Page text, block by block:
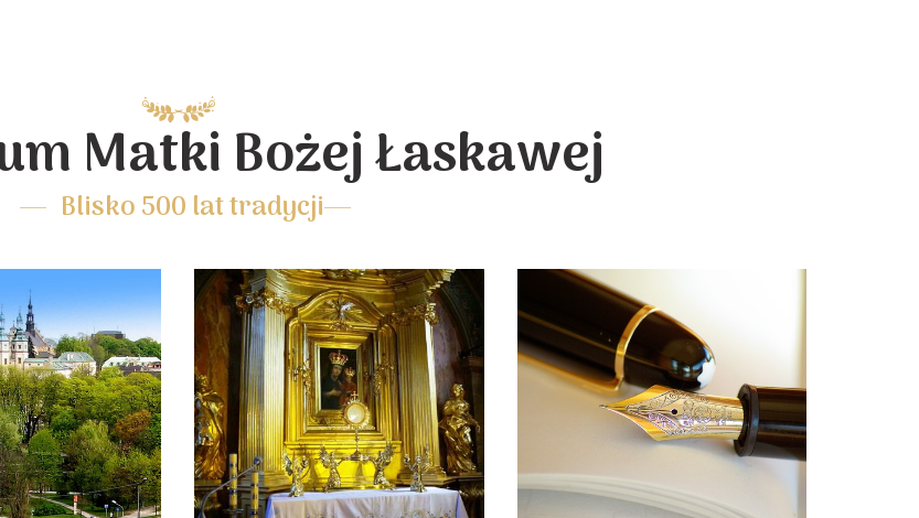
Matki Bożej Łaskawej
Blisko 500 lat tradycji